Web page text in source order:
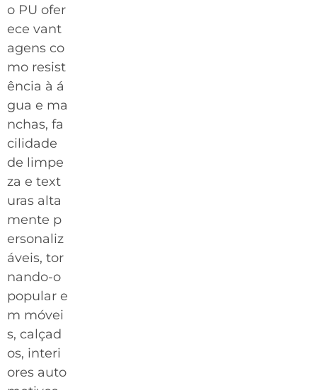
o PU ofer
ece vant
agens co
mo resist
ência à á
gua e ma
nchas, fa
cilidade
de limpe
za e text
uras alta
mente p
ersonaliz
áveis, tor
nando-o
popular e
m móvei
s, calçad
os, interi
ores auto